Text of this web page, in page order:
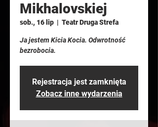
Mikhalovskiej
sob., 16 lip
  |
Teatr Druga Strefa
Ja jestem Kicia Kocia. Odwrotność
bezrobocia.
Rejestracja jest zamknięta
Zobacz inne wydarzenia